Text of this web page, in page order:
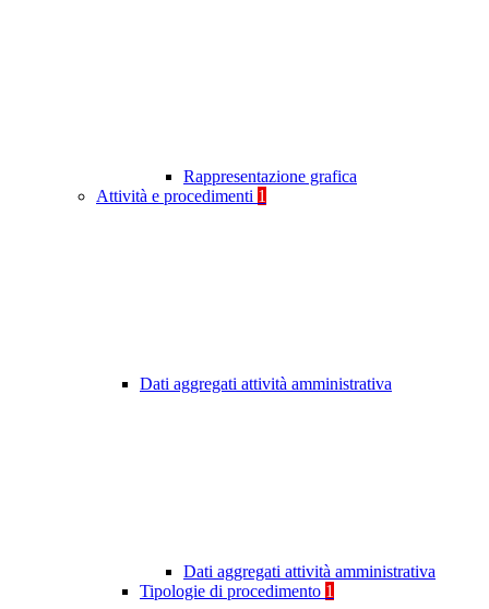
Rappresentazione grafica
Attività e procedimenti 1
Dati aggregati attività amministrativa
Dati aggregati attività amministrativa
Tipologie di procedimento 1